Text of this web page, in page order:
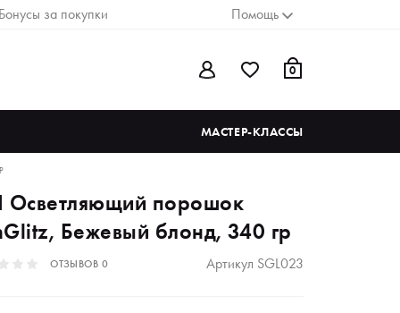
Бонусы за покупки Помощь
0
МАСТЕР-КЛАССЫ
Осветляющий порошок
Бежевый блонд, 340 гр
ОТЗЫВОВ 0 Артикул SGL023